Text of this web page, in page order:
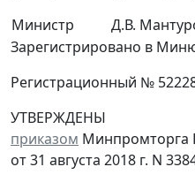
Министр
Д.В.
Зарегистрировано в
Регистрационный №
УТВЕРЖДЕНЫ
приказом Минпромторга
от 31 августа 2018 г. N